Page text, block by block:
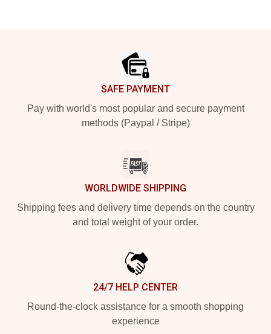
SAFE PAYMENT
Pay with world's most popular and secure payment
methods (Paypal / Stripe)
WORLDWIDE SHIPPING
Shipping fees and delivery time depends on the country
and total weight of your order.
24/7 HELP CENTER
Round-the-clock assistance for a smooth shopping
experience